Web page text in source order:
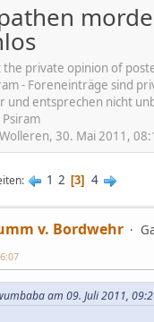
the private opinion of
- Foreneinträge sind
und entsprechen nicht
30. Mai 2011,
1 2 3 4
v. Bordwehr
am 09. Juli 2011,